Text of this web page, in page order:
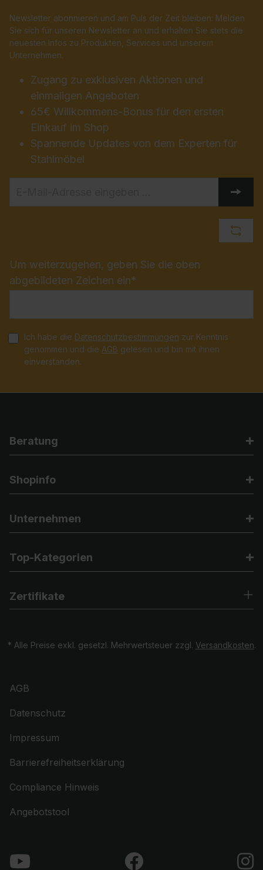
Newsletter abonnieren und am Puls der Zeit bleiben: Melden
Sie sich für unseren Newsletter an und erhalten Sie stets die
neuesten Infos zu Produkten, Services und unserem
Unternehmen.
Zugang zu exklusiven Aktionen und
einmaligen Angeboten
65€ Willkommens-Bonus für den ersten
Einkauf im Shop
Spannende Updates von dem Experten für
Stahlmöbel
Um weiterzugehen, geben Sie die oben
abgebildeten Zeichen ein*
Ich habe die Datenschutzbestimmungen zur Kenntnis
genommen und die AGB gelesen und bin mit ihnen
einverstanden.
Beratung
Shopinfo
Unternehmen
Top-Kategorien
Zertifikate
* Alle Preise exkl. gesetzl. Mehrwertsteuer zzgl. Versandkosten.
AGB
Datenschutz
Impressum
Barrierefreiheitserklärung
Compliance Hinweis
Angebotstool